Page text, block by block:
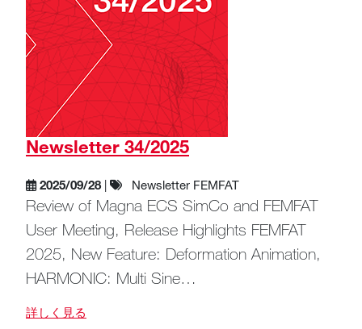
Newsletter 34/2025
2025/09/28 | Newsletter FEMFAT
Review of Magna ECS SimCo and FEMFAT
User Meeting, Release Highlights FEMFAT
2025, New Feature: Deformation Animation,
HARMONIC: Multi Sine…
詳しく見る